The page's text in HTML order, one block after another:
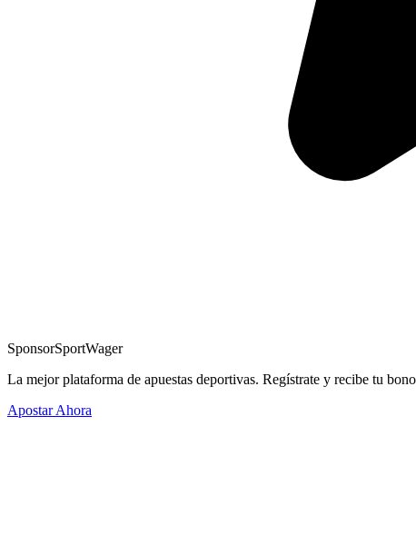
SponsorSportWager
La mejor plataforma de apuestas deportivas. Regístrate y recibe tu
Apostar Ahora